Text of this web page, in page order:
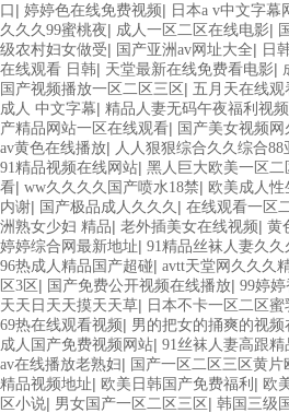
口 | 婷婷色在线免费视频| 日本a v中文字幕
久久久99蜜桃夜| 成人一区二区在线电影|
级农村妇女做受| 国产亚洲av网址大全| 日
在线观看 日韩| 天堂最新在线免费看电影|
国产视频播放一区二区三区 | 五月天在线观
成人 中文字幕| 精品人妻无码午夜福利视频
产精品网站一区在线观看| 国产美女视频网
av黄色在线播放| 人人狠狠综合久久综合88
91精品视频在线网站| 黑人巨大欧美一区二
看| ww久久久久国产喷水18禁| 欧美成人
内谢| 国产极品成人久久久 | 在线观看一区
洲熟女少妇 精品| 老外插美女在线视频| 黄
婷婷综合网最新地址| 91精品丝袜人妻久久
96热成人精品国产超碰| avtt天堂网久久久
区3区 | 国产免费公开视频在线播放| 99婷
天天日天天摸天天草| 日本不卡一区二区蜜
69热在线观看视频| 男的把女的捅爽的视频
成人国产免费视频网站| 91丝袜人妻高跟精
av在线播放老熟妇| 国产一区二区三区黄片
精品视频地址| 欧美日韩国产免费福利 | 欧
区小说| 男女国产一区二区三区 | 韩国三级